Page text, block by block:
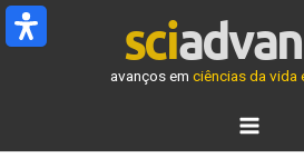
Ir
para
avanços em ciências da vida